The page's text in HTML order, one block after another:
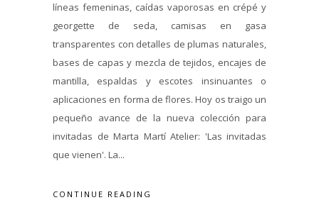
líneas femeninas, caídas vaporosas en crépé y
georgette de seda, camisas en gasa
transparentes con detalles de plumas naturales,
bases de capas y mezcla de tejidos, encajes de
mantilla, espaldas y escotes insinuantes o
aplicaciones en forma de flores. Hoy os traigo un
pequeño avance de la nueva colección para
invitadas de Marta Martí Atelier: 'Las invitadas
que vienen'. La...
CONTINUE READING